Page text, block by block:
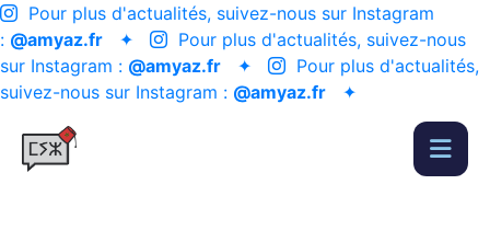
Pour plus d'actualités, suivez-nous sur Instagram
: @amyaz.fr ✦
Pour plus d'actualités, suivez-nous
sur Instagram : @amyaz.fr ✦
Pour plus d'actualités,
suivez-nous sur Instagram : @amyaz.fr ✦